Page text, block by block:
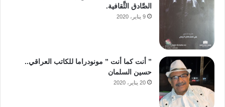
الصَّادق الثَّقافية.
9 يناير، 2020
” أنت كما أنت ” مونودراما للكاتب العراقي..
حسين السلمان
20 يناير، 2020